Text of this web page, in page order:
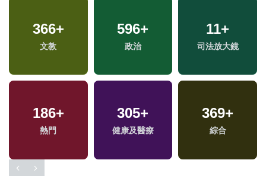
366+
文教
596+
政治
11+
司法放大鏡
186+
熱門
305+
健康及醫療
369+
綜合